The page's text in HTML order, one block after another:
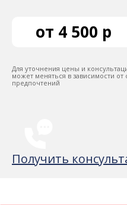
от 4 500 р
Для уточнения цены и
может меняться в зависимости
предпочтений
Получить